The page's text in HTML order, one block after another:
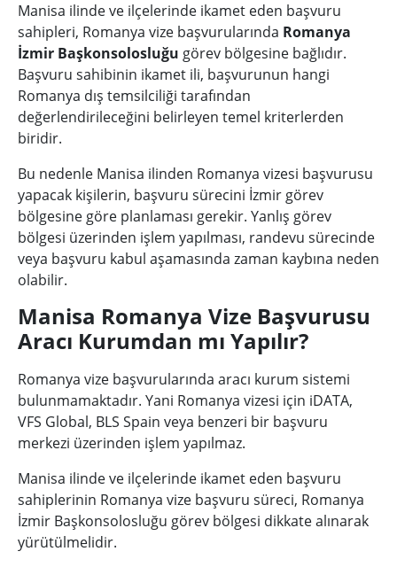
Manisa ilinde ve ilçelerinde ikamet eden başvuru
sahipleri, Romanya vize başvurularında Romanya
İzmir Başkonsolosluğu görev bölgesine bağlıdır.
Başvuru sahibinin ikamet ili, başvurunun hangi
Romanya dış temsilciliği tarafından
değerlendirileceğini belirleyen temel kriterlerden
biridir.
Bu nedenle Manisa ilinden Romanya vizesi başvurusu
yapacak kişilerin, başvuru sürecini İzmir görev
bölgesine göre planlaması gerekir. Yanlış görev
bölgesi üzerinden işlem yapılması, randevu sürecinde
veya başvuru kabul aşamasında zaman kaybına neden
olabilir.
Manisa Romanya Vize Başvurusu
Aracı Kurumdan mı Yapılır?
Romanya vize başvurularında aracı kurum sistemi
bulunmamaktadır. Yani Romanya vizesi için iDATA,
VFS Global, BLS Spain veya benzeri bir başvuru
merkezi üzerinden işlem yapılmaz.
Manisa ilinde ve ilçelerinde ikamet eden başvuru
sahiplerinin Romanya vize başvuru süreci, Romanya
İzmir Başkonsolosluğu görev bölgesi dikkate alınarak
yürütülmelidir.